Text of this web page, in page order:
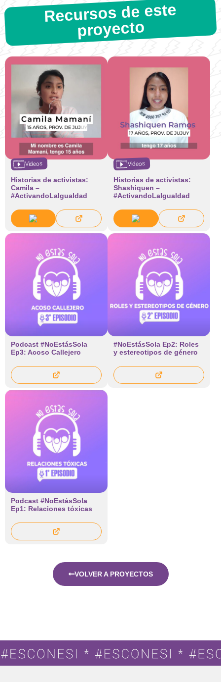
Recursos de este
proyecto
Videos
Historias de activistas:
Camila –
#ActivandoLaIgualdad
Videos
Historias de activistas:
Shashiquen –
#ActivandoLaIgualdad
Podcast #NoEstásSola
Ep3: Acoso Callejero
#NoEstásSola Ep2: Roles
y estereotipos de género
Podcast #NoEstásSola
Ep1: Relaciones tóxicas
VOLVER A PROYECTOS